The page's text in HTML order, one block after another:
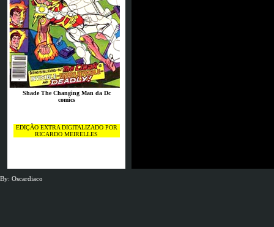
Shade The Changing Man da Dc
comics
EDIÇÃO EXTRA DIGITALIZADO POR
RICARDO MEIRELLES
By: Oscardiaco